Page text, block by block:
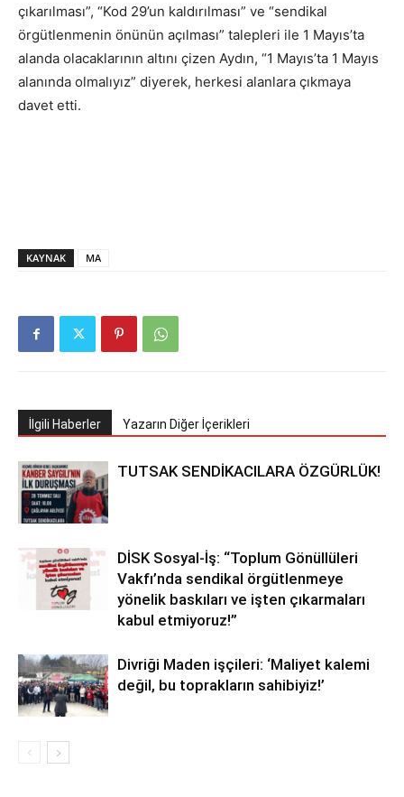
çıkarılması”, “Kod 29’un kaldırılması” ve “sendikal
örgütlenmenin önünün açılması” talepleri ile 1 Mayıs’ta
alanda olacaklarının altını çizen Aydın, “1 Mayıs’ta 1 Mayıs
alanında olmalıyız” diyerek, herkesi alanlara çıkmaya
davet etti.
KAYNAK MA
İlgili Haberler Yazarın Diğer İçerikleri
TUTSAK SENDİKACILARA ÖZGÜRLÜK!
DİSK Sosyal-İş: “Toplum Gönüllüleri
Vakfı’nda sendikal örgütlenmeye
yönelik baskıları ve işten çıkarmaları
kabul etmiyoruz!”
Divriği Maden işçileri: ‘Maliyet kalemi
değil, bu toprakların sahibiyiz!’